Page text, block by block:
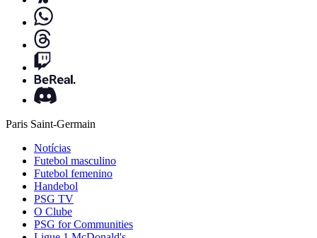
Paris Saint-Germain
Notícias
Futebol masculino
Futebol femenino
Handebol
PSG TV
O Clube
PSG for Communities